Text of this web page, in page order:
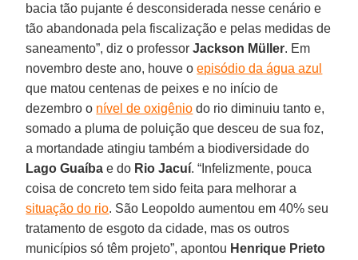
bacia tão pujante é desconsiderada nesse cenário e
tão abandonada pela fiscalização e pelas medidas de
saneamento”, diz o professorJackson Müller. Em
novembro deste ano, houve oepisódio da água azul
que matou centenas de peixes e no início de
dezembro o nível de oxigênio do rio diminuiu tanto e,
somado a pluma de poluição que desceu de sua foz,
a mortandade atingiu também a biodiversidade do
Lago Guaíba e do Rio Jacuí. “Infelizmente, pouca
coisa de concreto tem sido feita para melhorar a
situação do rio. São Leopoldo aumentou em 40% seu
tratamento de esgoto da cidade, mas os outros
municípios só têm projeto”, apontou Henrique Prieto